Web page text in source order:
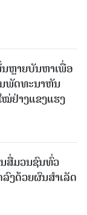
ຫຼາຍບັນຫາເພື່ອ
ພັດທະນາຫັນ
ຢ່າງແຂງແຮງ
ສື່ມວນຊົນທົ່ວ
ງດ້ວຍຜົນສໍາເລັດ